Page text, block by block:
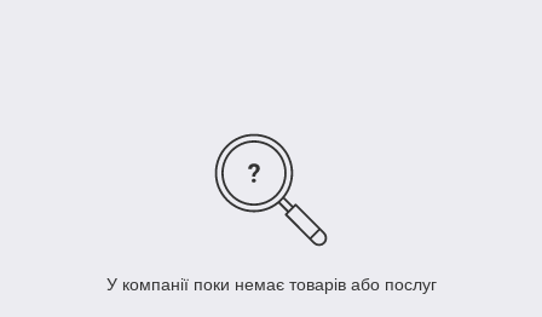
У компанії поки немає товарів або послуг